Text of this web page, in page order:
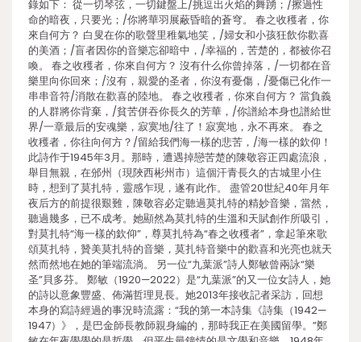
錄如下： 從一切琴弦，一切鍵盤上/挑逗出火焰的舞踴；/擦過性
命的暗夜，只要光；/你將華羽展蔽昏暗的蒼穹。 春之收穫者，你
來自何方？ 白叟在你的歌聲里稚氣地笑，/婦女和小孩狂飲你歡喜
的美酒；/盲者因你的音樂忘卻暗中，/幸福的，苦楚的，都被你召
喚。 春之收穫者，你來自何方？ 沒有什么你曾掉落，/一切都在音
樂里向你回來；/沒有，親愛的圣者，你沒有憂傷，/憂傷已化作一
串串音符/消散在歡喜的陸地。 春之收穫者，你來自何方？ 當負義
的人群將你背棄，/貧苦併吞你長久的芳華，/你譜給本身也譜給世
界/一章最后的安魂樂，寂寞地/往了！寂寞地，永不再來。 春之
收穫者，你往向何方？/留給我們海一樣的悲苦，/海一樣的欽仰！
此詩作于1945年3月。那時，遭遇掉戀苦楚的陳敬容正四處流浪，
舉目無親，在邠州（現陜西彬州市）這個汗青長久的古城里小住
時，想到了莫扎特，靈感乍現，遂有此作。 盡管20世紀40年月年
夜后方的前提很艱難，陳敬容必定聽過莫扎特的精妙音樂，當然，
聽過幾多，已不成考。她顯然為莫扎特的生溫和天賦創作所吸引，
對莫扎特“海一樣的欽仰”，尊莫扎特為“春之收穫者”，拿起筆來歌
頌莫扎特，贊美莫扎特的音樂，莫扎特音樂中的歡喜和光亮也就天
然而然地在她的筆端流淌。 另一位“九葉派”詩人鄭敏曾兩詠“樂
圣”貝多芬。 鄭敏（1920—2022）是“九葉派”的又一位女詩人，她
的詩以意象豐盛、佈滿哲理見長。她2013年接收記者采訪，回想
本身的寫詩經過的事況時流露：“我的第一本詩集《詩集（1942—
1947）》，是巴金師長教師親身編的，那時我正在美國留學。”鄭